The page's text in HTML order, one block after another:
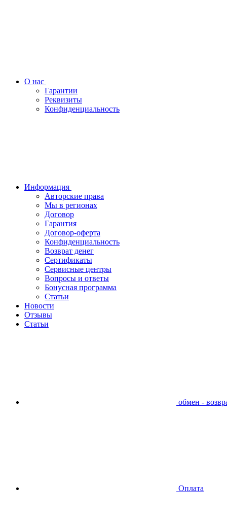
О нас
Гарантии
Реквизиты
Конфиденциальность
Информация
Авторские права
Мы в регионах
Договор
Гарантия
Договор-оферта
Конфиденциальность
Возврат денег
Сертификаты
Сервисные центры
Вопросы и ответы
Бонусная программа
Статьи
Новости
Отзывы
Статьи
обмен -
Оплата